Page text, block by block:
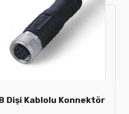
M8 Erkek Kablolu